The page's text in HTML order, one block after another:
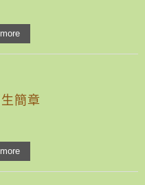
簡章